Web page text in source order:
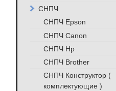
СНПЧ
СНПЧ Epson
СНПЧ Canon
СНПЧ Hp
СНПЧ Brother
СНПЧ Конструктор (
комплектующие )